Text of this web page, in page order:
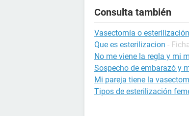
Consulta también
Vasectomía o
Que es esterilizacion -
No me viene la regla y mi
Sospecho de embarazó y
Mi pareja tiene la
Tipos de esterilización